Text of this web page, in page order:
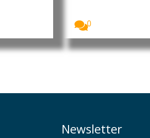
0
Newsletter